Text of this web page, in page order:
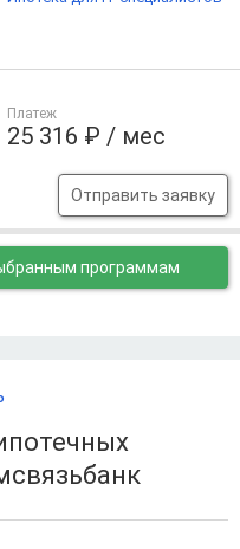
Платеж
25 316 ₽ / мес
Отправить заявку
программам